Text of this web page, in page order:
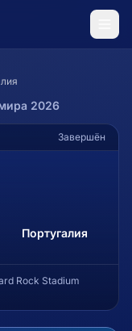
2026
Завершён
Португалия
Rock Stadium